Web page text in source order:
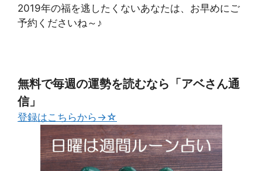
2019年の福を逃したくないあなたは、お早めにご
予約くださいね～♪
無料で毎週の運勢を読むなら「アベさん通
信」
登録はこちらから→☆